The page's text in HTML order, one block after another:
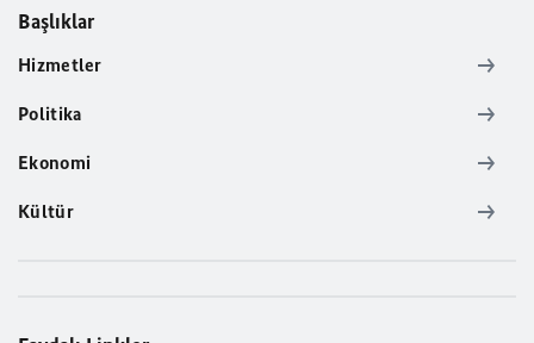
Başlıklar
Hizmetler
Politika
Ekonomi
Kültür